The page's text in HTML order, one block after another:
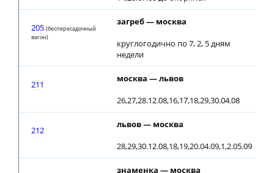
205 (беспересадочный
вагон)
загреб — москва
круглогодично по 7, 2, 5 дням
недели
211
москва — львов
26,27,28.12.08,16,17,18,29,30.04.08
212
львов — москва
28,29,30.12.08,18,19,20.04.09,1,2.05.09
знаменка — москва